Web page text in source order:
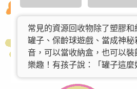
常見的資源回收物除了塑膠
罐子、保齡球遊戲、當成神
音，可以當收納盒，也可以
樂趣！有孩子說：「罐子這